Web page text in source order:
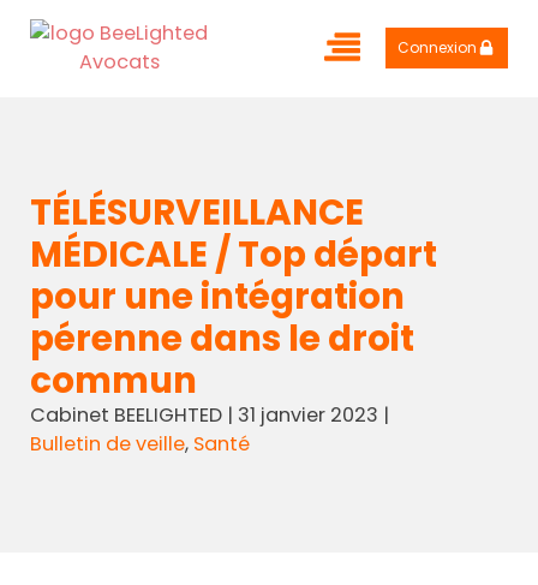
Connexion
TÉLÉSURVEILLANCE
MÉDICALE / Top départ
pour une intégration
pérenne dans le droit
commun
Cabinet BEELIGHTED| 31 janvier 2023 |
Bulletin de veille, Santé